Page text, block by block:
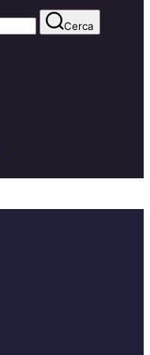
Cerca